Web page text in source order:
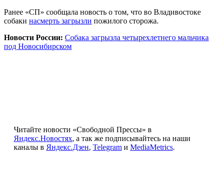
Ранее «СП» сообщала новость о том, что во Владивостоке
собаки насмерть загрызли пожилого сторожа.
Новости России: Собака загрызла четырехлетнего мальчика
под Новосибирском
Читайте новости «Свободной Прессы» в
Яндекс.Новостях, а так же подписывайтесь на наши
каналы в Яндекс.Дзен, Telegram и MediaMetrics.